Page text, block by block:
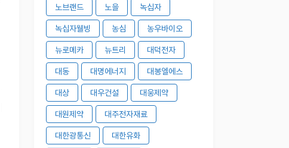
노브랜드 노을 녹십자
녹십자웰빙 농심 농우바이오
뉴로메카 뉴트리 대덕전자
대동 대명에너지 대봉엘에스
대상 대우건설 대웅제약
대원제약 대주전자재료
대한광통신 대한유화